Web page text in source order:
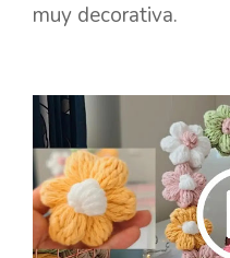
muy decorativa.